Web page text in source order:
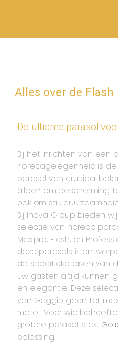
Alles over de
De ultieme parasol
Bij het inrichten van een
horecagelegenheid is
parasol van cruciaal
alleen om bescherming
ook om stijl,
Bij Inova Group bieden
selectie van horeca
Maxipro, Flash, en
deze parasols is
de specifieke eisen van
uw gasten altijd kunnen
en elegantie. Deze
van Gaggio gaan tot
meter. Voor wie
grotere parasol is de
oplossing.